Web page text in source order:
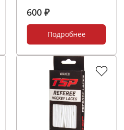
600 ₽
Подробнее